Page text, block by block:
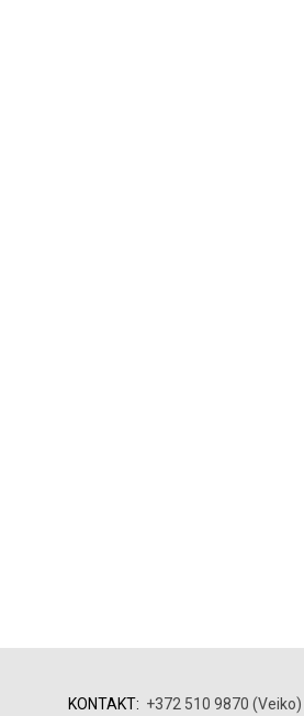
KONTAKT: +372 510 9870 (Veiko)